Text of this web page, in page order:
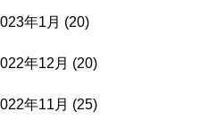
年1月 (20)
年12月 (20)
年11月 (25)